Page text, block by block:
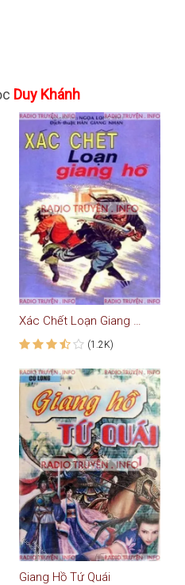
Duy Khánh
Xác Chết Loạn Giang Hồ
(1.2K)
Giang Hồ Tứ Quái